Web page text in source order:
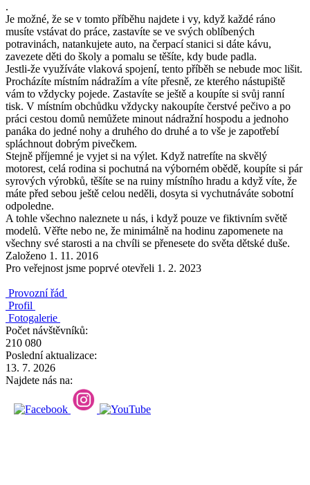
.
Je možné, že se v tomto příběhu najdete i vy, když každé ráno
musíte vstávat do práce, zastavíte se ve svých oblíbených
potravinách, natankujete auto, na čerpací stanici si dáte kávu,
zavezete děti do školy a pomalu se těšíte, kdy bude padla.
Jestli-že využíváte vlaková spojení, tento příběh se nebude moc lišit.
Procházíte místním nádražím a víte přesně, ze kterého nástupiště
vám to vždycky pojede. Zastavíte se ještě a koupíte si svůj ranní
tisk. V místním obchůdku vždycky nakoupíte čerstvé pečivo a po
práci cestou domů nemůžete minout nádražní hospodu a jednoho
panáka do jedné nohy a druhého do druhé a to vše je zapotřebí
spláchnout dobrým pivečkem.
Stejně příjemné je vyjet si na výlet. Když natrefíte na skvělý
motorest, celá rodina si pochutná na výborném obědě, koupíte si pár
syrových výrobků, těšíte se na ruiny místního hradu a když víte, že
máte před sebou ještě celou neděli, dosyta si vychutnáváte sobotní
odpoledne.
A tohle všechno naleznete u nás, i když pouze ve fiktivním světě
modelů. Věřte nebo ne, že minimálně na hodinu zapomenete na
všechny své starosti a na chvíli se přenesete do světa dětské duše.
Založeno 1. 11. 2016
Pro veřejnost jsme poprvé otevřeli 1. 2. 2023
Provozní řád
Profil
Fotogalerie
Počet návštěvníků:
210 080
Poslední aktualizace:
13. 7. 2026
Najdete nás na: